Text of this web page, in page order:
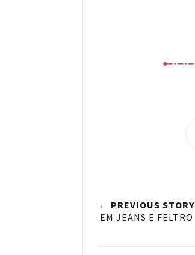
← PREVIOUS STORY
EM JEANS E FELTRO